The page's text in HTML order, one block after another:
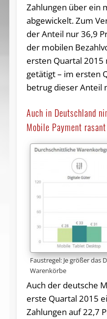
Zahlungen über ein
abgewickelt. Zum
der Anteil nur 36,9
der mobilen
ersten Quartal
getätigt – im ersten
betrug dieser Anteil
Auch in Deutschland
Mobile Payment
Faustregel: Je größer das
Warenkörbe
Auch der deutsche
erste Quartal 2015
Zahlungen auf 22,7